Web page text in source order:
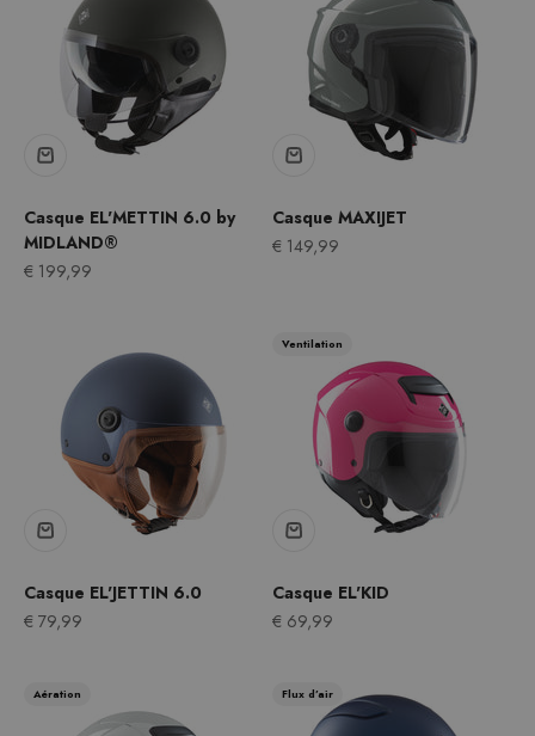
Casque EL'METTIN 6.0 by
MIDLAND®
Prix après remise
€ 199,99
Casque MAXIJET
Prix après remise
€ 149,99
Casque EL'JETTIN 6.0
Prix après remise
€ 79,99
Ventilation
Casque EL'KID
Prix après remise
€ 69,99
Aération Flux d’air